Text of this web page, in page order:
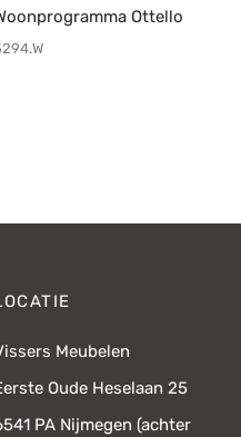
Ottello
Meubelen
Oude Heselaan 25
PA Nijmegen (achter